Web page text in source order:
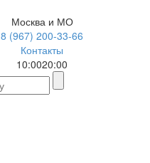
Москва и МО
8 (967) 200-33-66
Контакты
10:0020:00